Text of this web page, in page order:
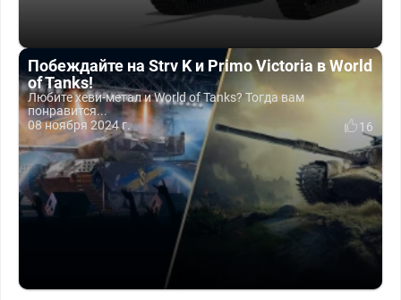
Побеждайте на Strv K и Primo Victoria в World
of Tanks!
Любите хеви-метал и World of Tanks? Тогда вам
понравится...
08 ноября 2024 г.
16